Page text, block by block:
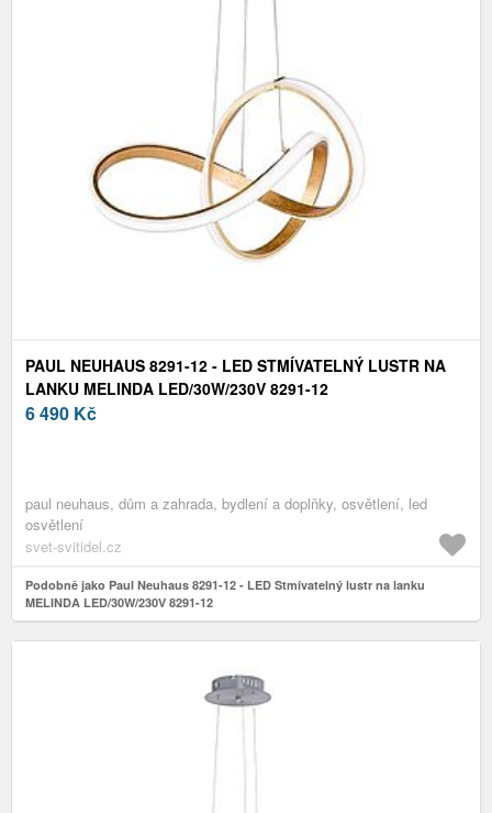
PAUL NEUHAUS 8291-12 - LED STMÍVATELNÝ LUSTR NA
LANKU MELINDA LED/30W/230V 8291-12
6 490 Kč
paul neuhaus, dům a zahrada, bydlení a doplňky, osvětlení, led
osvětlení
svet-svitidel.cz
Podobně jako Paul Neuhaus 8291-12 - LED Stmívatelný lustr na lanku
MELINDA LED/30W/230V 8291-12